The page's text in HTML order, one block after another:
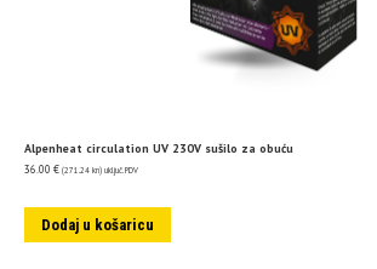
Alpenheat circulation UV 230V sušilo za obuću
36.00 € (271.24 kn) uključ. PDV
Dodaj u košaricu